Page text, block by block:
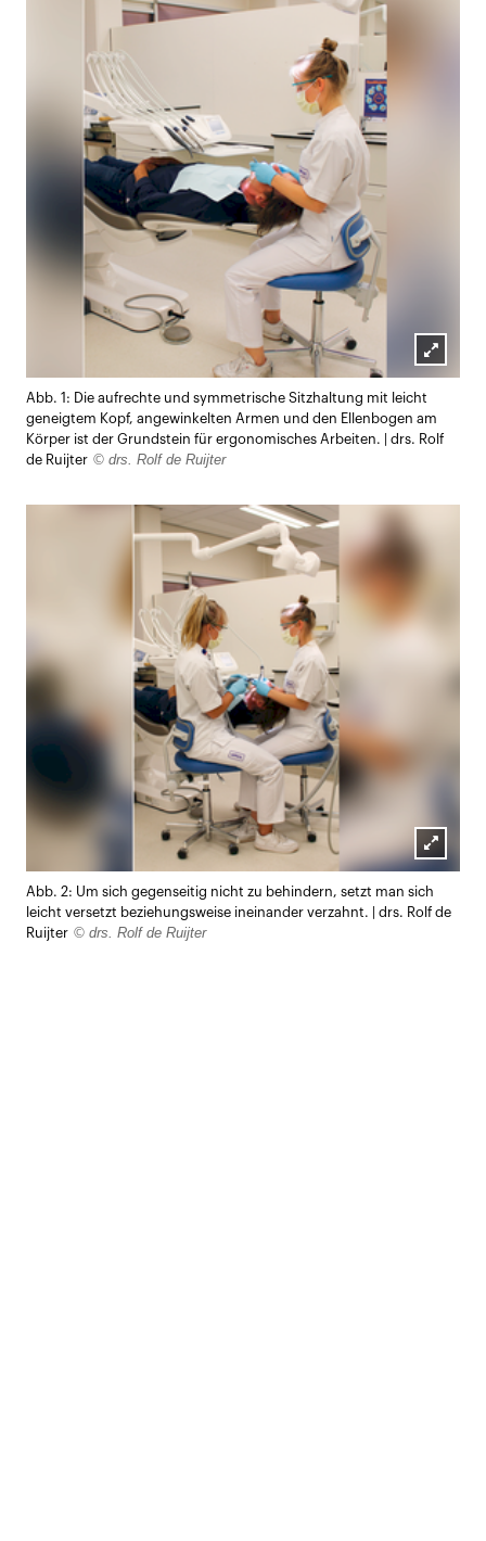
Abb. 1: Die aufrechte und symmetrische Sitzhaltung mit leicht
geneigtem Kopf, angewinkelten Armen und den Ellenbogen am
Körper ist der Grundstein für ergonomisches Arbeiten. | drs. Rolf
de Ruijter © drs. Rolf de Ruijter
öffnen
Abb. 2: Um sich gegenseitig nicht zu behindern, setzt man sich
leicht versetzt beziehungsweise ineinander verzahnt. | drs. Rolf de
Ruijter © drs. Rolf de Ruijter